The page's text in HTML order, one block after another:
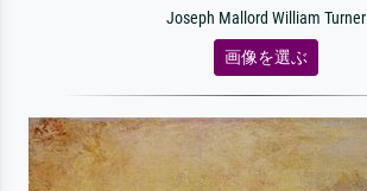
Joseph Mallord William Turner
画像を選ぶ